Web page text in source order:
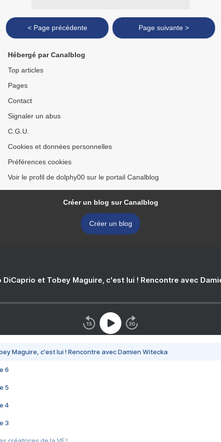
< Page précédente Page suivante >
Hébergé par Canalblog
Top articles
Pages
Contact
Signaler un abus
C.G.U.
Cookies et données personnelles
Préférences cookies
Voir le profil de dolphy00 sur le portail Canalblog
Créer un blog sur Canalblog
Créer un blog
DiCaprio et Tobey Maguire, c'est lui ! Rencontre avec
Maguire, c'est lui ! Rencontre avec Damien Witecka
6
5
4
3